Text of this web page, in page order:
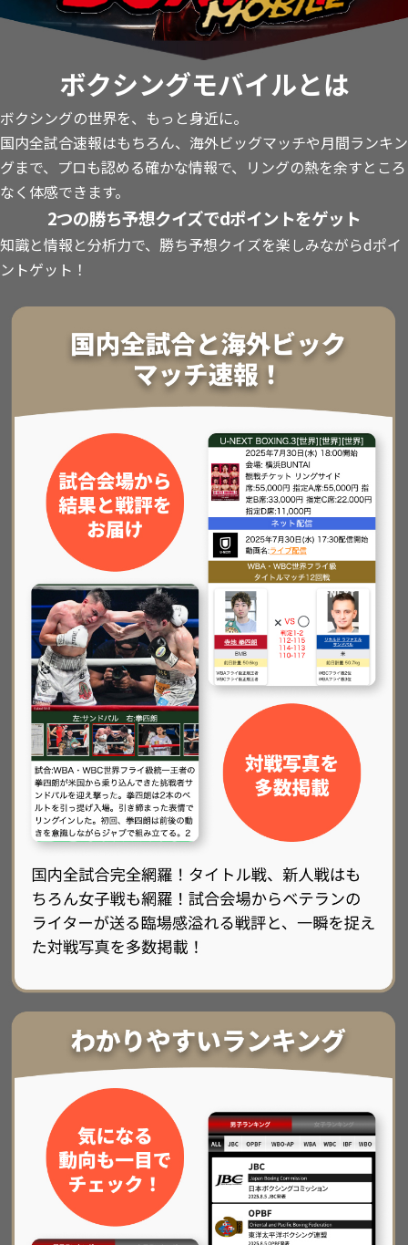
ボクシングモバイルとは
ボクシングの世界を、もっと身近に。
国内全試合速報はもちろん、海外ビッグマッチや月間ランキン
グまで、プロも認める確かな情報で、リングの熱を余すところ
なく体感できます。
2つの勝ち予想クイズでdポイントをゲット
知識と情報と分析力で、勝ち予想クイズを楽しみながらdポイ
ントゲット！